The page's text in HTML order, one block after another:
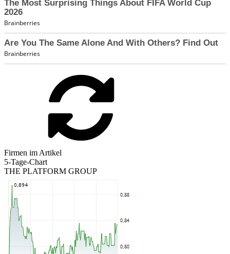
Firmen im Artikel
5-Tage-Chart
THE PLATFORM GROUP